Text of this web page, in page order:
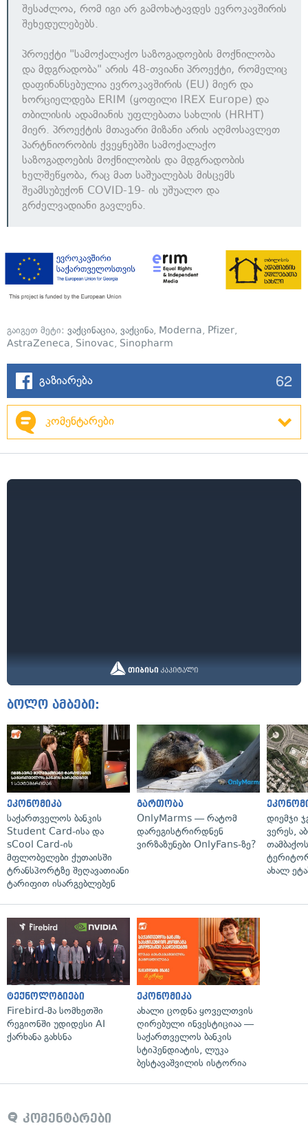
შესაძლოა, რომ იგი არ გამოხატავდეს ევროკავშირის
შეხედულებებს.
პროექტი "სამოქალაქო საზოგადოების მოქნილობა
და მდგრადობა" არის 48-თვიანი პროექტი, რომელიც
დაფინანსებულია ევროკავშირის (EU) მიერ და
ხორციელდება ERIM (ყოფილი IREX Europe) და
თბილისის ადამიანის უფლებათა სახლის (HRHT)
მიერ. პროექტის მთავარი მიზანი არის აღმოსავლეთ
პარტნიორობის ქვეყნებში სამოქალაქო
საზოგადოების მოქნილობის და მდგრადობის
ხელშეწყობა, რაც მათ საშუალებას მისცემს
შეამსუბუქონ COVID-19- ის უშუალო და
გრძელვადიანი გავლენა.
გაიგეთ მეტი: ვაქცინაცია, ვაქცინა, Moderna, Pfizer,
AstraZeneca, Sinovac, Sinopharm
გაზიარება 62
კომენტარები
ბოლო ამბები:
ეკონომიკა
საქართველოს ბანკის
Student Card-ისა და
sCool Card-ის
მფლობელები ქუთაისში
ტრანსპორტზე შეღავათიანი
ტარიფით ისარგებლებენ
გართობა
OnlyMarms — რატომ
დარეგისტრირდნენ
ვირზაზუნები OnlyFans-ზე?
დიემჯი
ვერეს,
ახალ
ტექნოლოგიები
Firebird-მა სომხეთში
რეგიონში უდიდესი AI
ქარხანა გახსნა
ეკონომიკა
ახალი ცოდნა ყოველთვის
ღირებული ინვესტიციაა —
საქართველოს ბანკის
სტიპენდიატის, ლუკა
ბესტავაშვილის ისტორია
კომენტარები